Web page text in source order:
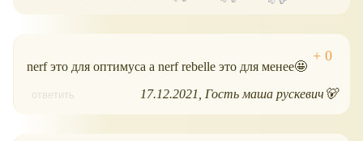
nerf это для оптимуса а nerf rebelle это для менее🤩
ответить 17.12.2021 Гость маша рускевич🐻